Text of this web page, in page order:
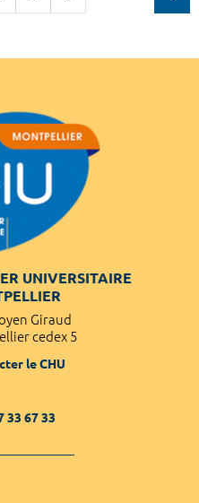
UNIVERSITAIRE
Giraud
cedex 5
le CHU
33 67 33